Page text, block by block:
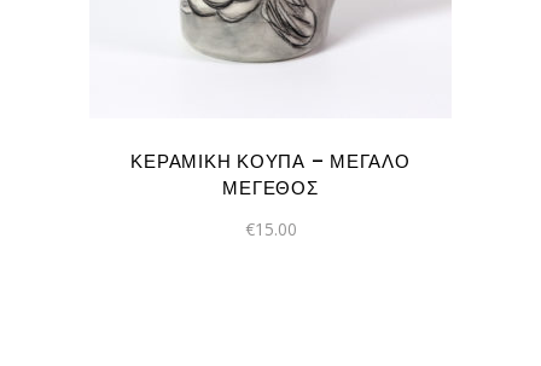
ΚΕΡΑΜΙΚΉ ΚΟΎΠΑ – ΜΕΓΆΛΟ
ΜΈΓΕΘΟΣ
€15.00